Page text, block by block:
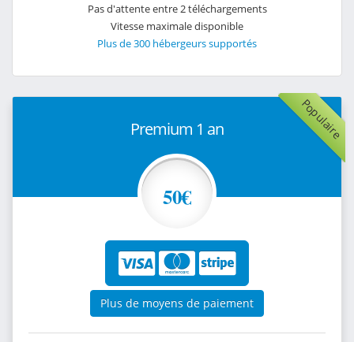
Pas d'attente entre 2 téléchargements
Vitesse maximale disponible
Plus de 300 hébergeurs supportés
Populaire
Premium 1 an
50€
Plus de moyens de paiement